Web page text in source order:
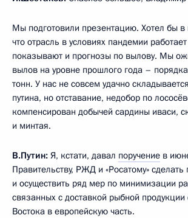
Мы подготовили презентацию. Хотел бы в
что отрасль в условиях пандемии
показывают и прогнозы по вылову. Мы
вылов на уровне прошлого года –
тонн. У нас не совсем удачно
путина, но отставание, недобор по
компенсирован добычей сардины иваси,
и минтая.
В.Путин: Я, кстати, давал поручение в
Правительству, РЖД и «Росатому»
и осуществить ряд мер по минимизации
связанных с доставкой рыбной продукции
Востока в европейскую часть.